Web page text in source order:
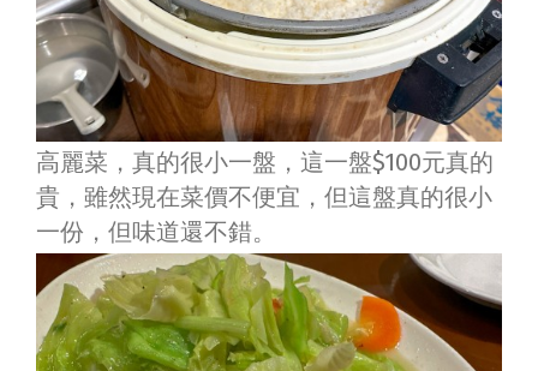
高麗菜，真的很小一盤，這一盤$100元真的
貴，雖然現在菜價不便宜，但這盤真的很小
一份，但味道還不錯。